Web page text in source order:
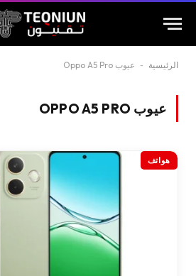
الرئيسية - عيوب Oppo A5 Pro
عيوب OPPO A5 PRO
هواتف